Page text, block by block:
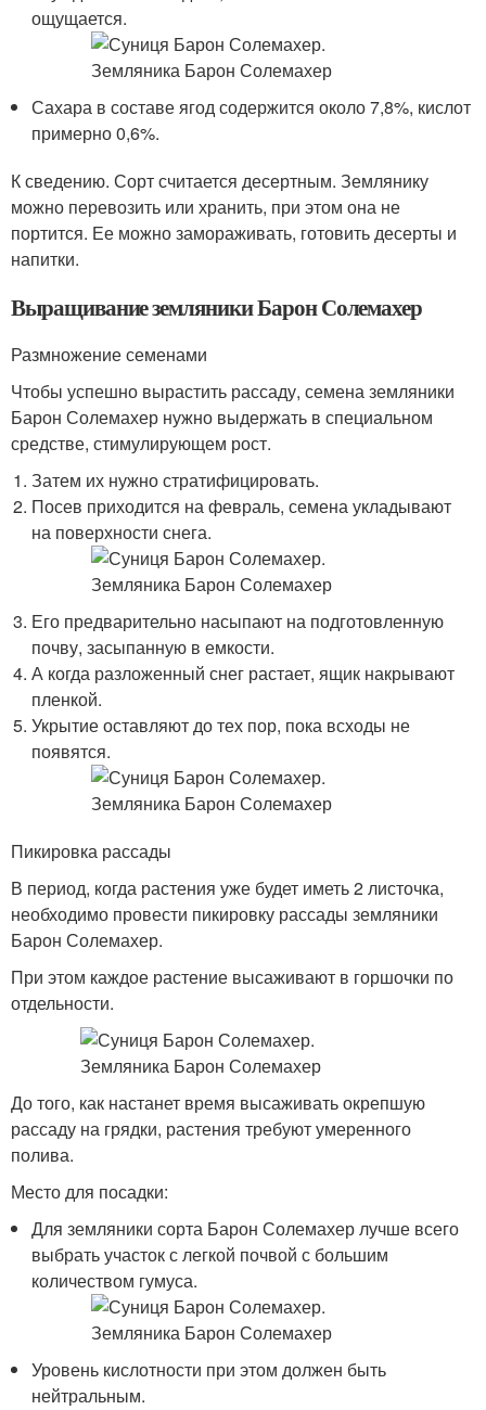
ощущается.
Сахара в составе ягод содержится около 7,8%, кислот
примерно 0,6%.
К сведению. Сорт считается десертным. Землянику
можно перевозить или хранить, при этом она не
портится. Ее можно замораживать, готовить десерты и
напитки.
Выращивание земляники Барон Солемахер
Размножение семенами
Чтобы успешно вырастить рассаду, семена земляники
Барон Солемахер нужно выдержать в специальном
средстве, стимулирующем рост.
Затем их нужно стратифицировать.
Посев приходится на февраль, семена укладывают
на поверхности снега.
Его предварительно насыпают на подготовленную
почву, засыпанную в емкости.
А когда разложенный снег растает, ящик накрывают
пленкой.
Укрытие оставляют до тех пор, пока всходы не
появятся.
Пикировка рассады
В период, когда растения уже будет иметь 2 листочка,
необходимо провести пикировку рассады земляники
Барон Солемахер.
При этом каждое растение высаживают в горшочки по
отдельности.
До того, как настанет время высаживать окрепшую
рассаду на грядки, растения требуют умеренного
полива.
Место для посадки:
Для земляники сорта Барон Солемахер лучше всего
выбрать участок с легкой почвой с большим
количеством гумуса.
Уровень кислотности при этом должен быть
нейтральным.